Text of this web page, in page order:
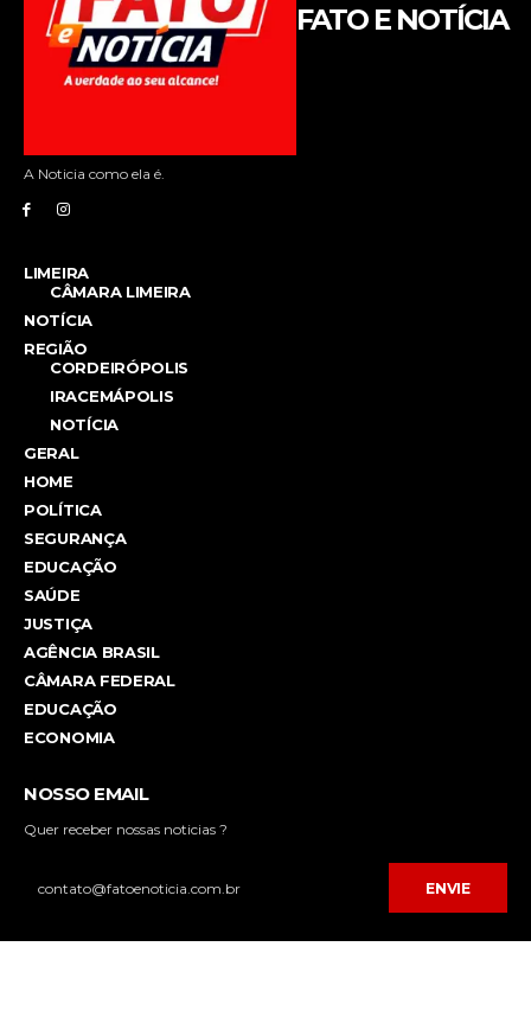
FATO E NOTÍCIA
A Noticia como ela é.
LIMEIRA
CÂMARA LIMEIRA
NOTÍCIA
REGIÃO
CORDEIRÓPOLIS
IRACEMÁPOLIS
NOTÍCIA
GERAL
HOME
POLÍTICA
SEGURANÇA
EDUCAÇÃO
SAÚDE
JUSTIÇA
AGÊNCIA BRASIL
CÂMARA FEDERAL
EDUCAÇÃO
ECONOMIA
NOSSO EMAIL
Quer receber nossas noticias ?
ENVIE